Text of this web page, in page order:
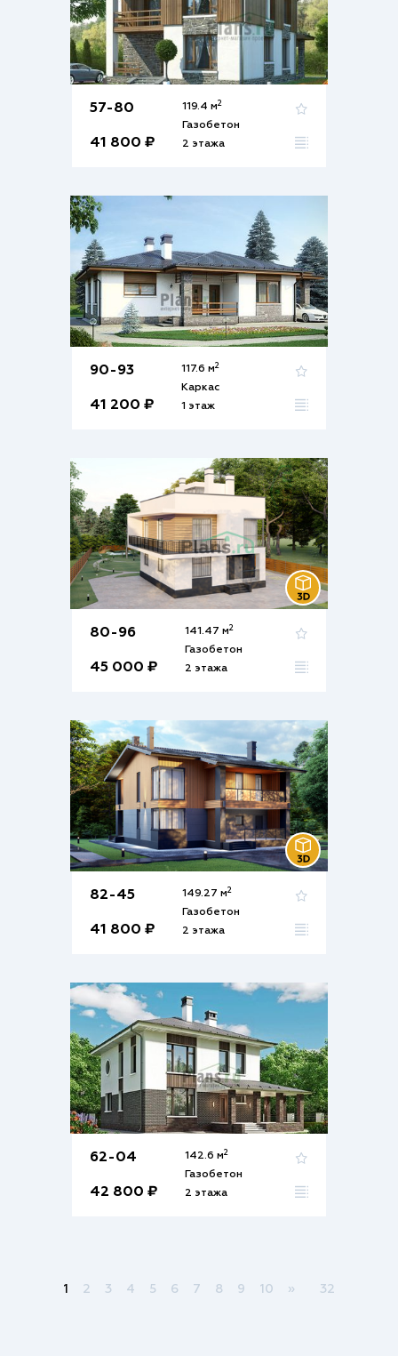
57-80
41 800 ₽
119.4 м2
Газобетон
2 этажа
90-93
41 200 ₽
117.6 м2
Каркас
1 этаж
80-96
45 000 ₽
141.47 м2
Газобетон
2 этажа
82-45
41 800 ₽
149.27 м2
Газобетон
2 этажа
62-04
42 800 ₽
142.6 м2
Газобетон
2 этажа
1 2 3 4 5 6 7 8 9 10 » 32